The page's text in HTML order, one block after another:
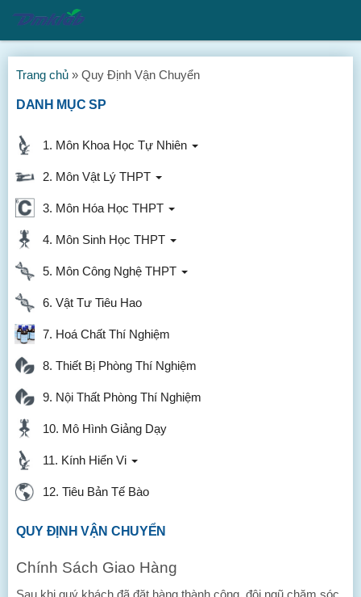
Trang chủ » Quy Định Vận Chuyển
DANH MỤC SP
1. Môn Khoa Học Tự Nhiên
2. Môn Vật Lý THPT
3. Môn Hóa Học THPT
4. Môn Sinh Học THPT
5. Môn Công Nghệ THPT
6. Vật Tư Tiêu Hao
7. Hoá Chất Thí Nghiệm
8. Thiết Bị Phòng Thí Nghiệm
9. Nội Thất Phòng Thí Nghiệm
10. Mô Hình Giảng Dạy
11. Kính Hiển Vi
12. Tiêu Bản Tế Bào
QUY ĐỊNH VẬN CHUYỂN
Chính Sách Giao Hàng
Sau khi quý khách đã đặt hàng thành công, đội ngũ chăm sóc